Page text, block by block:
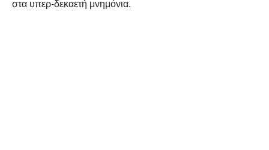
στα υπερ-δεκαετή μνημόνια.